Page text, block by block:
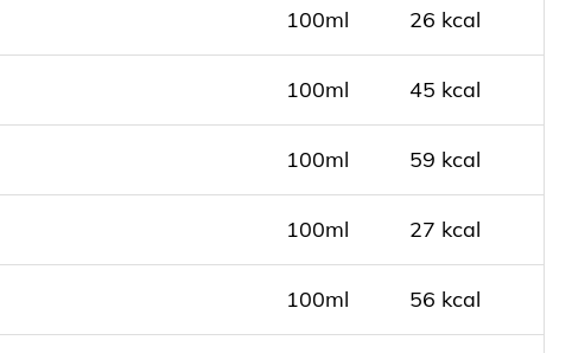
100ml 26 kcal
100ml 45 kcal
100ml 59 kcal
100ml 27 kcal
100ml 56 kcal